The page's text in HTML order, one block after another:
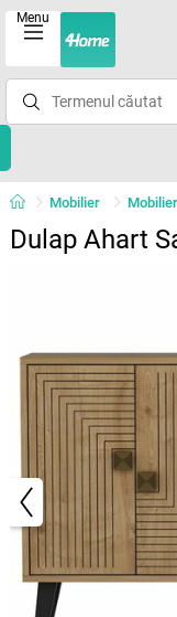
Menu
Mobilier
Dulap Ahart